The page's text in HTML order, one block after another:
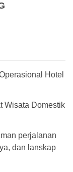
Hotel
Wisata Domestik
perjalanan
dan lanskap